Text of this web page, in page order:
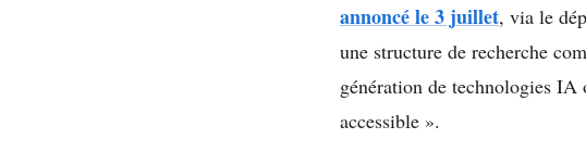
annoncé le 3 juillet, via le
une structure de recherche
génération de technologies IA
accessible ».